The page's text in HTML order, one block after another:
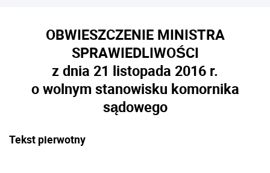
OBWIESZCZENIE MINISTRA
SPRAWIEDLIWOŚCI
z dnia 21 listopada 2016 r.
o wolnym stanowisku komornika
sądowego
Tekst pierwotny